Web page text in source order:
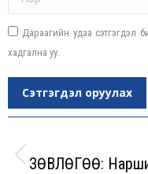
Дараагийн удаа сэтгэгдэл
хадгална уу.
Сэтгэгдэл оруулах
navigation
ЗӨВЛӨГӨӨ: